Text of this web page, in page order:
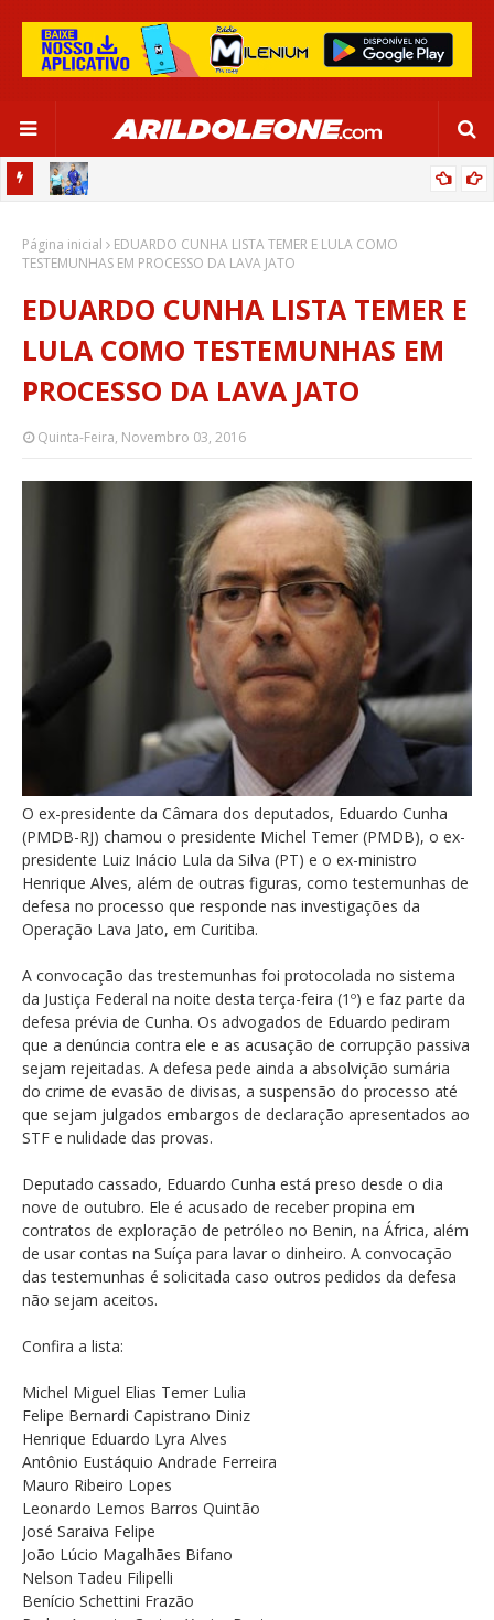
SALVADOR
Página inicial
EDUARDO CUNHA LISTA TEMER E LULA COMO
TESTEMUNHAS EM PROCESSO DA LAVA JATO
EDUARDO CUNHA LISTA TEMER E
LULA COMO TESTEMUNHAS EM
PROCESSO DA LAVA JATO
Quinta-Feira, Novembro 03, 2016
O ex-presidente da Câmara dos deputados, Eduardo Cunha
(PMDB-RJ) chamou o presidente Michel Temer (PMDB), o ex-
presidente Luiz Inácio Lula da Silva (PT) e o ex-ministro
Henrique Alves, além de outras figuras, como testemunhas de
defesa no processo que responde nas investigações da
Operação Lava Jato, em Curitiba.
A convocação das trestemunhas foi protocolada no sistema
da Justiça Federal na noite desta terça-feira (1º) e faz parte da
defesa prévia de Cunha. Os advogados de Eduardo pediram
que a denúncia contra ele e as acusação de corrupção passiva
sejam rejeitadas. A defesa pede ainda a absolvição sumária
do crime de evasão de divisas, a suspensão do processo até
que sejam julgados embargos de declaração apresentados ao
STF e nulidade das provas.
Deputado cassado, Eduardo Cunha está preso desde o dia
nove de outubro. Ele é acusado de receber propina em
contratos de exploração de petróleo no Benin, na África, além
de usar contas na Suíça para lavar o dinheiro. A convocação
das testemunhas é solicitada caso outros pedidos da defesa
não sejam aceitos.
Confira a lista:
Michel Miguel Elias Temer Lulia
Felipe Bernardi Capistrano Diniz
Henrique Eduardo Lyra Alves
Antônio Eustáquio Andrade Ferreira
Mauro Ribeiro Lopes
Leonardo Lemos Barros Quintão
José Saraiva Felipe
João Lúcio Magalhães Bifano
Nelson Tadeu Filipelli
Benício Schettini Frazão